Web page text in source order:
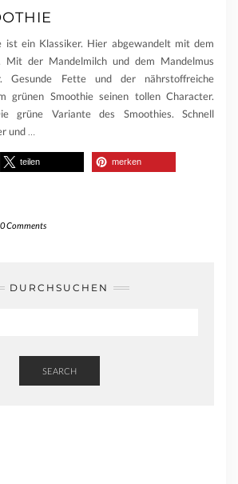
ist ein Klassiker. Hier abgewandelt mit dem
Mit der Mandelmilch und dem Mandelmus
Gesunde Fette und der nährstoffreiche
grünen Smoothie seinen tollen Character.
grüne Variante des Smoothies. Schnell
und…
teilen merken
0 Comments
DURCHSUCHEN
SEARCH